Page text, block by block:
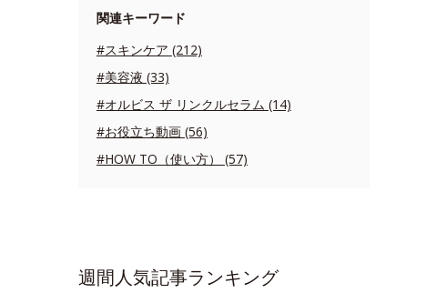
関連キーワード
#スキンケア (212)
#美容液 (33)
#オルビス ザ リンクルセラム (14)
#お役立ち動画 (56)
#HOW TO（使い方） (57)
週間人気記事ランキング